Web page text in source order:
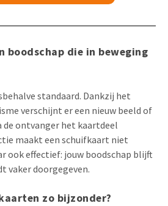
boodschap die in beweging
standaard. Dankzij het
verschijnt er een nieuw beeld of
ontvanger het kaartdeel
maakt een schuifkaart niet
ook effectief: jouw boodschap blijft
vaker doorgegeven.
zo bijzonder?